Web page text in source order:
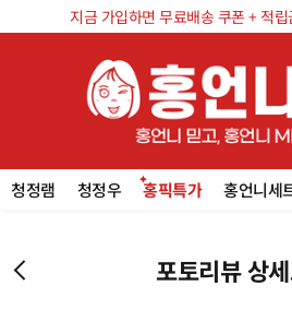
지금 가입하면 무료배송 쿠폰 + 적
청정램 청정우 홍픽특가 홍언니세
포토리뷰 상